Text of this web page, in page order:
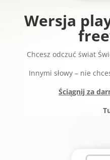
Wersja
Chcesz odczuć świat
Innymi słowy – nie
Ściągnij za